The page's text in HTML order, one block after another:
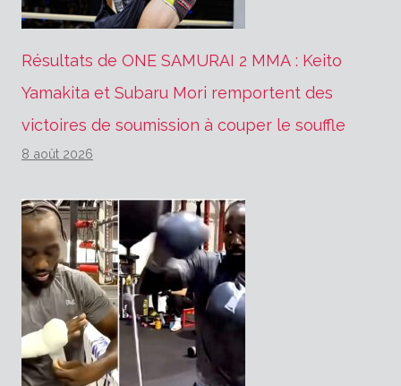
Résultats de ONE SAMURAI 2 MMA : Keito
Yamakita et Subaru Mori remportent des
victoires de soumission à couper le souffle
8 août 2026